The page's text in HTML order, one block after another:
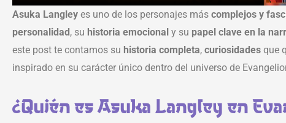
Asuka Langley es uno de los personajes más complejos y
personalidad, su historia emocional y su papel clave en la
este post te contamos su historia completa, curiosidades que
inspirado en su carácter único dentro del universo de
¿Quién es Asuka Langley en